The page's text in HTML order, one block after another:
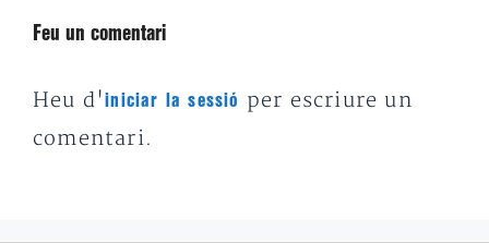
Feu un comentari
Heu d'iniciar la sessió
per escriure un
comentari.